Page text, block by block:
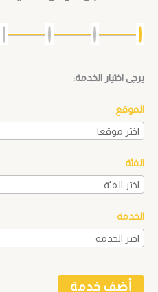
يرجى اختيار الخدمة:
الموقع
الفئة
الخدمة
أضف خدمة